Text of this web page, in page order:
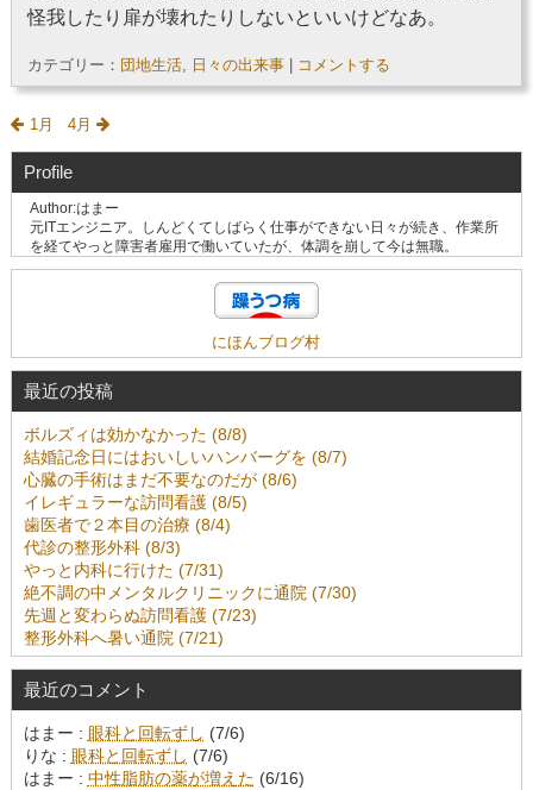
怪我したり扉が壊れたりしないといいけどなあ。
カテゴリー： 団地生活, 日々の出来事 コメントする
1月 4月
Profile
Author:はまー
元ITエンジニア。しんどくてしばらく仕事ができない日々が続き、作業所
を経てやっと障害者雇用で働いていたが、体調を崩して今は無職。
にほんブログ村
最近の投稿
ボルズィは効かなかった (8/8)
結婚記念日にはおいしいハンバーグを (8/7)
心臓の手術はまだ不要なのだが (8/6)
イレギュラーな訪問看護 (8/5)
歯医者で２本目の治療 (8/4)
代診の整形外科 (8/3)
やっと内科に行けた (7/31)
絶不調の中メンタルクリニックに通院 (7/30)
先週と変わらぬ訪問看護 (7/23)
整形外科へ暑い通院 (7/21)
最近のコメント
はまー : 眼科と回転ずし (7/6)
りな : 眼科と回転ずし (7/6)
はまー : 中性脂肪の薬が増えた (6/16)